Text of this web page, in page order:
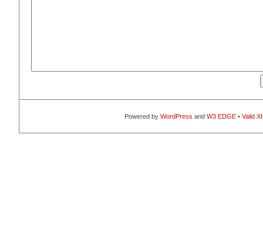
Powered by WordPress and W3 EDGE• Valid